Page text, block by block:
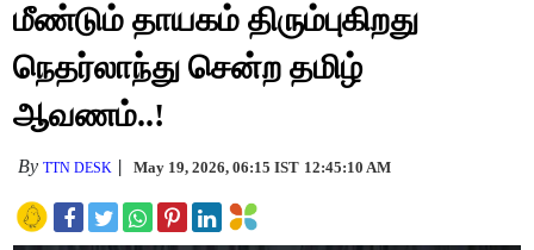
மீண்டும் தாயகம் திரும்புகிறது
நெதர்லாந்து சென்ற தமிழ்
ஆவணம்..!
ByTTN DESK May 19, 2026, 06:15 IST 12:45:10 AM